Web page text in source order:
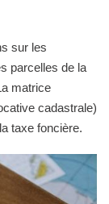
sur les
parcelles de la
matrice
cadastrale)
taxe foncière.